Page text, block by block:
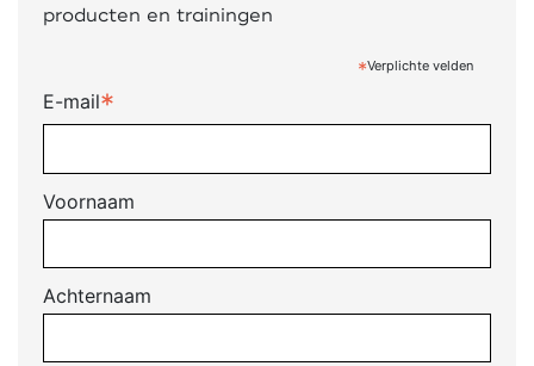
producten en trainingen
*Verplichte velden
E-mail*
Voornaam
Achternaam